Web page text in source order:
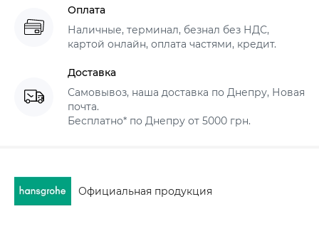
Оплата
Наличные, терминал, безнал без НДС,
картой онлайн, оплата частями, кредит.
Доставка
Самовывоз, наша доставка по Днепру, Новая
почта.
Бесплатно* по Днепру от 5000 грн.
Официальная продукция